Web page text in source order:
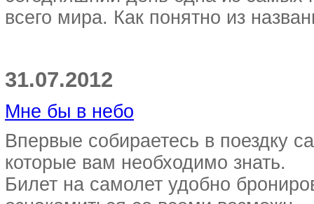
всего мира. Как понятно из
31.07.2012
Мне бы в небо
Впервые собираетесь в поездку
которые вам необходимо знать.
Билет на самолет удобно